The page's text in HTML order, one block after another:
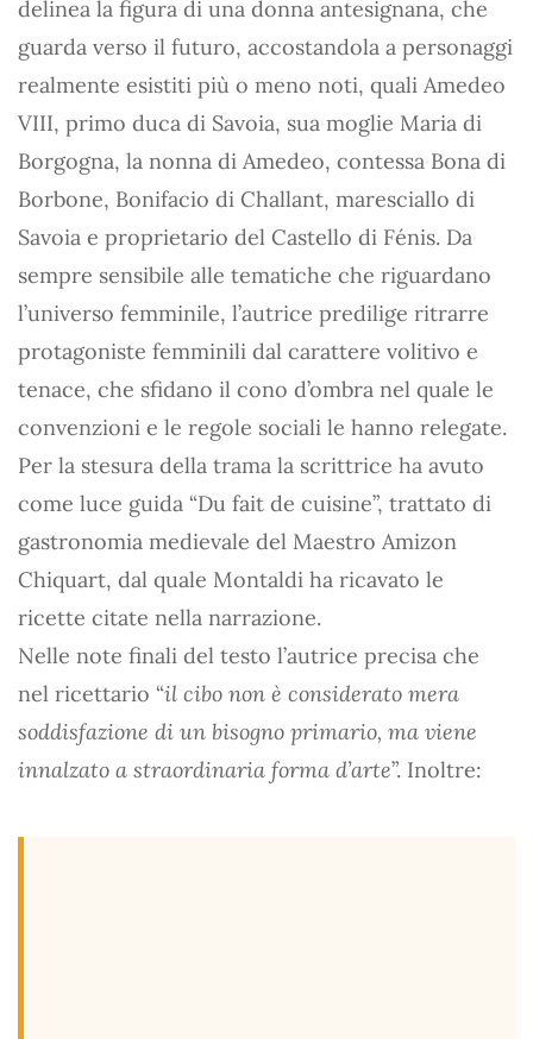
delinea la figura di una donna antesignana, che
guarda verso il futuro, accostandola a personaggi
realmente esistiti più o meno noti, quali Amedeo
VIII, primo duca di Savoia, sua moglie Maria di
Borgogna, la nonna di Amedeo, contessa Bona di
Borbone, Bonifacio di Challant, maresciallo di
Savoia e proprietario del Castello di Fénis. Da
sempre sensibile alle tematiche che riguardano
l’universo femminile, l’autrice predilige ritrarre
protagoniste femminili dal carattere volitivo e
tenace, che sfidano il cono d’ombra nel quale le
convenzioni e le regole sociali le hanno relegate.
Per la stesura della trama la scrittrice ha avuto
come luce guida “Du fait de cuisine”, trattato di
gastronomia medievale del Maestro Amizon
Chiquart, dal quale Montaldi ha ricavato le
ricette citate nella narrazione.
Nelle note finali del testo l’autrice precisa che
nel ricettario “il cibo non è considerato mera
soddisfazione di un bisogno primario, ma viene
innalzato a straordinaria forma d’arte”. Inoltre: